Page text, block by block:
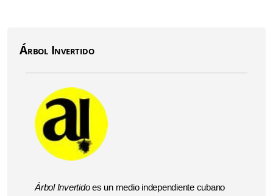
Árbol Invertido
Árbol Invertidoes un medio independiente cubano